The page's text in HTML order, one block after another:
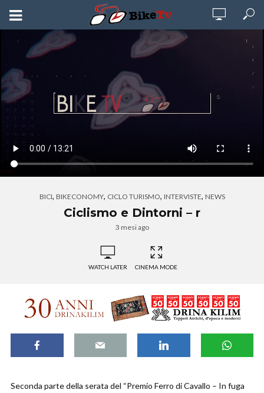
BICI, BIKECONOMY, CICLO TURISMO, INTERVISTE, NEWS
Ciclismo e Dintorni – r
3 mesi ago
WATCH LATER CINEMA MODE
Seconda parte della serata del “Premio Ferro di Cavallo – In fuga